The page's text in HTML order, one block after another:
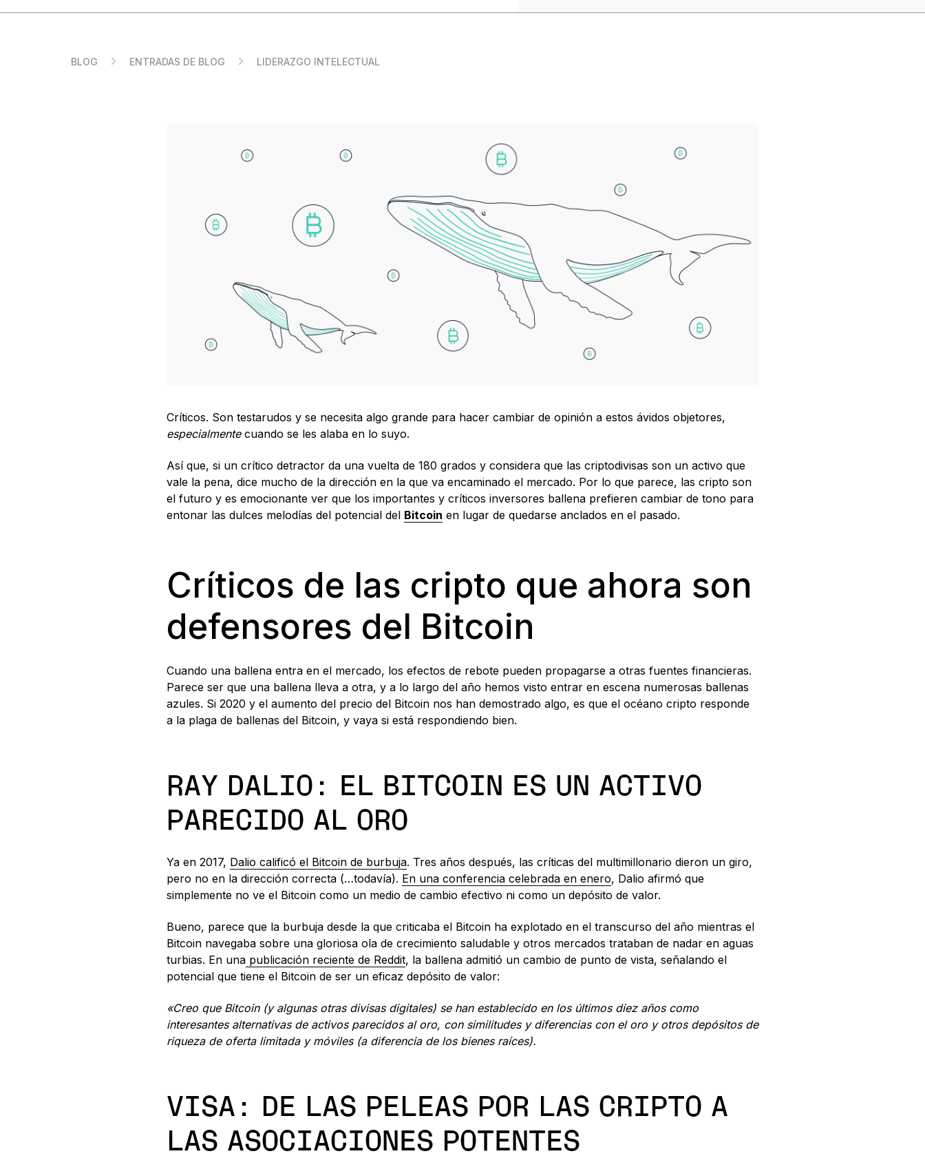
BLOG ENTRADAS DE BLOG LIDERAZGO INTELECTUAL
Críticos. Son testarudos y se necesita algo grande para hacer cambiar de opinión a estos ávidos objetores,
especialmentecuando se les alaba en lo suyo.
Así que, si un crítico detractor da una vuelta de 180 grados y considera que las criptodivisas son un activo que
vale la pena, dice mucho de la dirección en la que va encaminado el mercado. Por lo que parece, las cripto son
el futuro y es emocionante ver que los importantes y críticos inversores ballena prefieren cambiar de tono para
entonar las dulces melodías del potencial del Bitcoin en lugar de quedarse anclados en el pasado.
Críticos de las cripto que ahora son
defensores del Bitcoin
Cuando una ballena entra en el mercado, los efectos de rebote pueden propagarse a otras fuentes financieras.
Parece ser que una ballena lleva a otra, y a lo largo del año hemos visto entrar en escena numerosas ballenas
azules. Si 2020 y el aumento del precio del Bitcoin nos han demostrado algo, es que el océano cripto responde
a la plaga de ballenas del Bitcoin, y vaya si está respondiendo bien.
RAY DALIO: EL BITCOIN ES UN ACTIVO
PARECIDO AL ORO
Ya en 2017, Dalio calificó el Bitcoin de burbuja. Tres años después, las críticas del multimillonario dieron un giro,
pero no en la dirección correcta (…todavía). En una conferencia celebrada en enero, Dalio afirmó que
simplemente no ve el Bitcoin como un medio de cambio efectivo ni como un depósito de valor.
Bueno, parece que la burbuja desde la que criticaba el Bitcoin ha explotado en el transcurso del año mientras el
Bitcoin navegaba sobre una gloriosa ola de crecimiento saludable y otros mercados trataban de nadar en aguas
turbias. En una publicación reciente de Reddit, la ballena admitió un cambio de punto de vista, señalando el
potencial que tiene el Bitcoin de ser un eficaz depósito de valor:
«Creo que Bitcoin (y algunas otras divisas digitales) se han establecido en los últimos diez años como
interesantes alternativas de activos parecidos al oro, con similitudes y diferencias con el oro y otros depósitos de
riqueza de oferta limitada y móviles (a diferencia de los bienes raíces).
VISA: DE LAS PELEAS POR LAS CRIPTO A
LAS ASOCIACIONES POTENTES